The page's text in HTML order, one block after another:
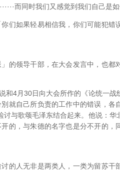
而同时我们又感觉到我们自己是
如果轻易相信我，你们可能犯错
领导干部，在大会发言中，也都
4月30日向大会所作的《论统一战
就自己所负责的工作中的错误，各
与歌颂毛泽东结合起来。他说：华
的，与朱德的名字也是分不开的，
人无非是两类人，一类为留苏干